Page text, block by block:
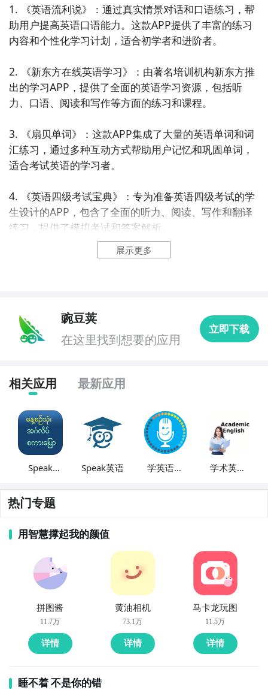
1. 《英语流利说》：通过真实情景对话和口语练习，帮
助用户提高英语口语能力。这款APP提供了丰富的练习
内容和个性化学习计划，适合初学者和进阶者。
2. 《新东方在线英语学习》：由著名培训机构新东方推
出的学习APP，提供了全面的英语学习资源，包括听
力、口语、阅读和写作等方面的练习和课程。
3. 《扇贝单词》：这款APP集成了大量的英语单词和词
汇练习，通过多种互动方式帮助用户记忆和巩固单词，
适合考试英语的学习者。
4. 《英语四级考试宝典》：专为准备英语四级考试的学
生设计的APP，包含了全面的听力、阅读、写作和翻译
练习，提供了模拟考试和答案解析。
5. 《英语六级考试助手》：类似于上述APP，但是针对
6. 《英语口语达人》：这款APP通过模拟真实情景和对
话，帮助用户提高英语口语表达能力。它提供了多种口
7. 《英语阅读精选》：专注于提高英语阅读理解能力的
APP，提供了大量的英语文章和短篇故事供用户阅读，
并提供了相关的题目和答案解析。
8. 《英语写作助手》：这款APP旨在帮助用户提高英语
写作水平，提供了写作技巧、范文和练习题目，适合想
要提升写作能力的学生和考生。
9. 《英语听力训练》：针对英语听力能力的提升，这款
难度的听力练习。
10. 《英语语法大全》：这款APP整理了英语语法的各
个方面知识点，并提供了详细的解释和例句，帮助学生
系统地学习和掌握英语语法规则。
展示更多
豌豆荚
在这里找到想要的应用
立即下载
相关应用 最新应用
Speak
Speak英语
学英语讲
学术英语
热门专题
用智慧撑起我的颜值
拼图酱
11.7万
详情
黄油相机
73.1万
详情
马卡龙玩图
11.5万
详情
睡不着 不是你的错